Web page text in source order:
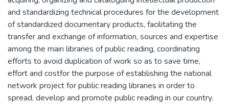
and standardizing technical procedures for the development
of standardized documentary products, facilitating the
transfer and exchange of information, sources and expertise
among the main libraries of public reading, coordinating
efforts to avoid duplication of work so as to save time,
effort and costfor the purpose of establishing the national
network project for public reading libraries in order to
spread, develop and promote public reading in our country.